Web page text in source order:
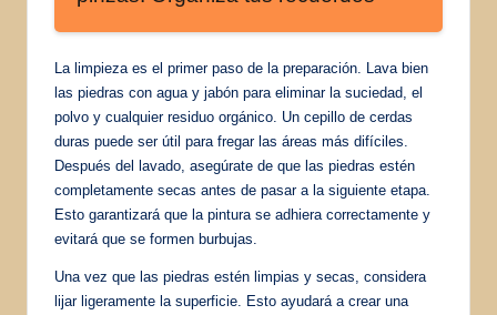
La limpieza es el primer paso de la preparación. Lava bien
las piedras con agua y jabón para eliminar la suciedad, el
polvo y cualquier residuo orgánico. Un cepillo de cerdas
duras puede ser útil para fregar las áreas más difíciles.
Después del lavado, asegúrate de que las piedras estén
completamente secas antes de pasar a la siguiente etapa.
Esto garantizará que la pintura se adhiera correctamente y
evitará que se formen burbujas.
Una vez que las piedras estén limpias y secas, considera
lijar ligeramente la superficie. Esto ayudará a crear una